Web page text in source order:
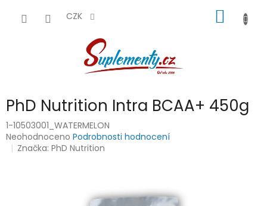
CZK
KOŠÍK
PhD Nutrition Intra BCAA+ 450g
1-10503001_WATERMELON
Průměrné
hodnocení
Neohodnoceno Podrobnosti hodnocení
Značka:PhD Nutrition